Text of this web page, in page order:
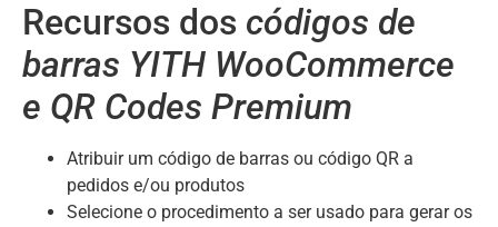
Recursos dos códigos de
barras YITH WooCommerce
e QR Codes Premium
Atribuir um código de barras ou código QR a
pedidos e/ou produtos
Selecione o procedimento a ser usado para gerar os